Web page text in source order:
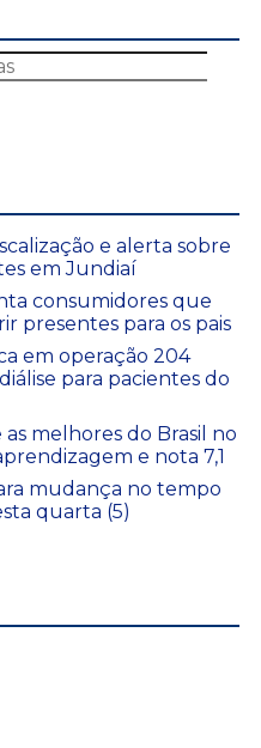
e alerta sobre
em Jundiaí
consumidores que
presentes para os pais
em operação 204
para pacientes do
melhores do Brasil no
e nota 7,1
mudança no tempo
quarta (5)